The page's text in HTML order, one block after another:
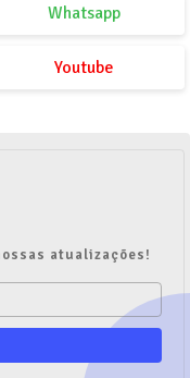
Whatsapp
Youtube
atualizações!